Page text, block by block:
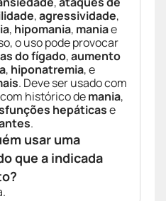
,agressividade,
, hipomania, maniae
o uso pode provocar
do fígado,aumento
, hiponatremia, e
. Deve ser usado com
histórico demania,
hepáticase
.
usar uma
que a indicada